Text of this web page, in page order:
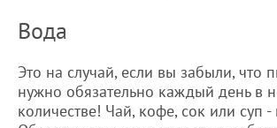
Вода
Это на случай, если вы забыли, что
нужно обязательно каждый день в
количестве! Чай, кофе, сок или суп -